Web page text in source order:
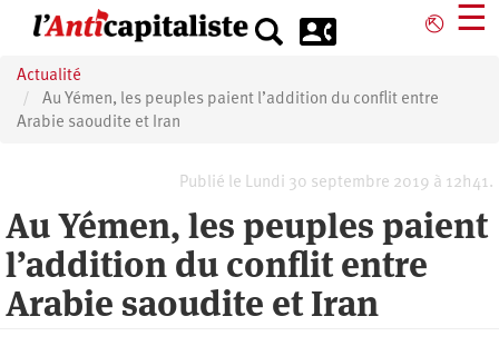
principal
⎋ ☰
Actualité
Au Yémen, les peuples paient l’addition du conflit entre
Arabie saoudite et Iran
Publié le Lundi 30 septembre 2019 à 12h41.
Au Yémen, les peuples paient
l’addition du conflit entre
Arabie saoudite et Iran